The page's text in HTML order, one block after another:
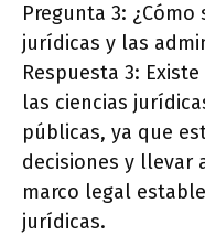
Pregunta 3:
jurídicas y las
Respuesta 3:
las ciencias
públicas, ya que
decisiones y llevar
marco legal
jurídicas.